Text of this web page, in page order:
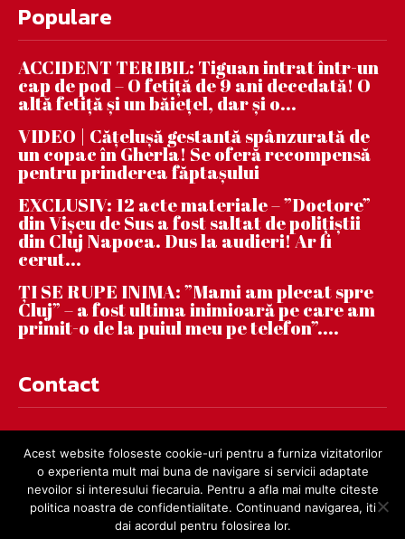
Populare
ACCIDENT TERIBIL: Tiguan intrat într-un
cap de pod – O fetiță de 9 ani decedată! O
altă fetiță și un băiețel, dar și o...
VIDEO | Căţeluşă gestantă spânzurată de
un copac în Gherla! Se oferă recompensă
pentru prinderea făptaşului
EXCLUSIV: 12 acte materiale – ”Doctore”
din Vișeu de Sus a fost saltat de polițiștii
din Cluj Napoca. Dus la audieri! Ar fi
cerut...
ȚI SE RUPE INIMA: ”Mami am plecat spre
Cluj” – a fost ultima inimioară pe care am
primit-o de la puiul meu pe telefon”....
Contact
Acest website foloseste cookie-uri pentru a furniza vizitatorilor
o experienta mult mai buna de navigare si servicii adaptate
nevoilor si interesului fiecaruia. Pentru a afla mai multe citeste
politica noastra de confidentialitate. Continuand navigarea, iti
dai acordul pentru folosirea lor.